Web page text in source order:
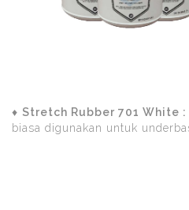
♦ Stretch Rubber 701 White :
biasa digunakan untuk